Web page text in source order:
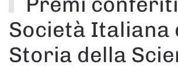
Società Italiana
Storia della